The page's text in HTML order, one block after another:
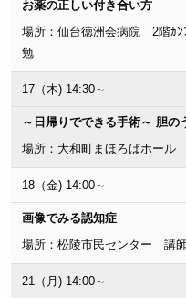
お薬の正しい付き合い方
場所：仙台徳洲会病院 2階ｶ
勉
17（木) 14:30～
～日帰りでできる手術～ 胆
場所：大和町まほろばホー
18（金) 14:00～
画像でみる認知症
場所：松陵市民センター 講
21（月) 14:00～